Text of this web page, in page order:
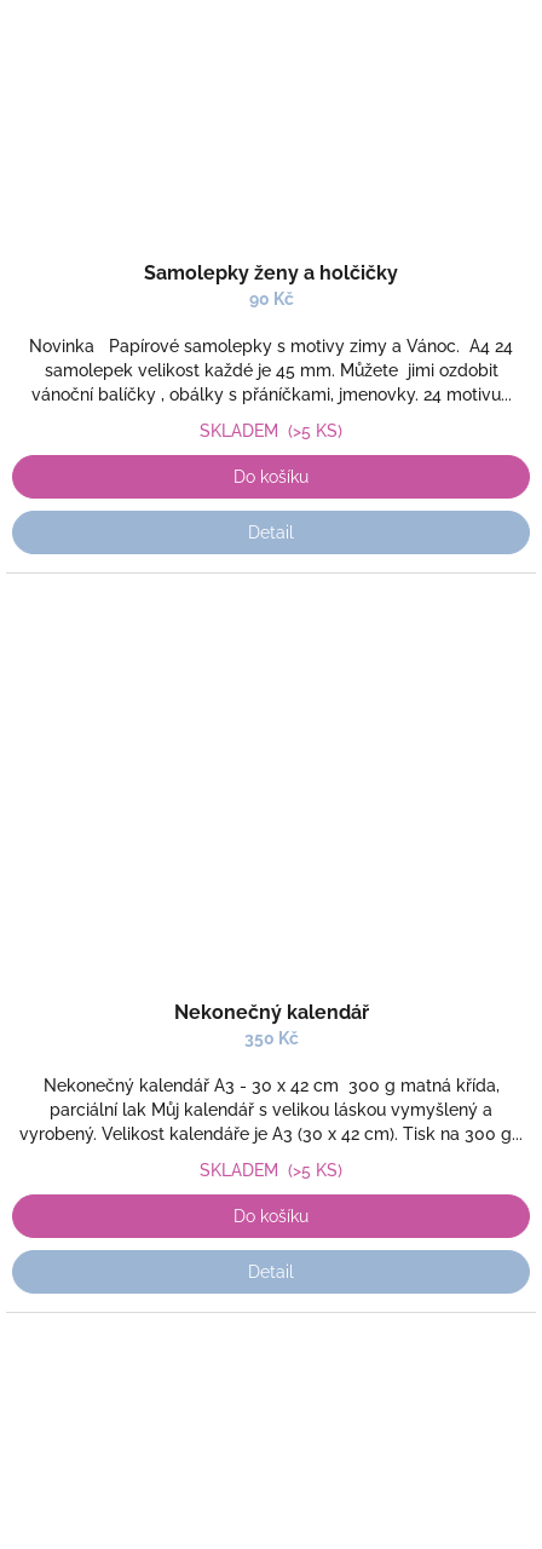
Samolepky ženy a holčičky
90 Kč
Novinka Papírové samolepky s motivy zimy a Vánoc. A4 24
samolepek velikost každé je 45 mm. Můžete jimi ozdobit
vánoční balíčky , obálky s přáníčkami, jmenovky. 24 motivu...
SKLADEM (>5 KS)
Do košíku
Detail
Nekonečný kalendář
350 Kč
Nekonečný kalendář A3 - 30 x 42 cm 300 g matná křída,
parciální lak Můj kalendář s velikou láskou vymyšlený a
vyrobený. Velikost kalendáře je A3 (30 x 42 cm). Tisk na 300 g...
SKLADEM (>5 KS)
Do košíku
Detail